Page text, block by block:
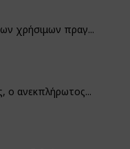
χρήσιμων πραγ...
ο ανεκπλήρωτος...